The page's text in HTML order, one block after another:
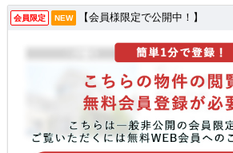
会員限定 NEW 【会員様限定で公開中！】